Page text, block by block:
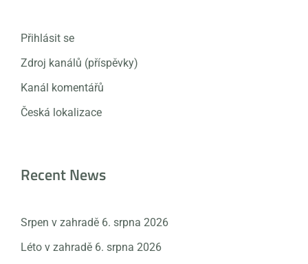
Přihlásit se
Zdroj kanálů (příspěvky)
Kanál komentářů
Česká lokalizace
Recent News
Srpen v zahradě 6. srpna 2026
Léto v zahradě 6. srpna 2026